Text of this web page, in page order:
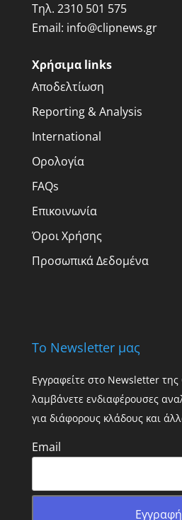
Τηλ. 2310 501 575
Email: info@clipnews.gr
Χρήσιμα links
Αποδελτίωση
Reporting & Analysis
International
Ορολογία
FAQs
Επικοινωνία
Όροι Χρήσης
Προσωπικά Δεδομένα
Το Newsletter μας
Εγγραφείτε στο Newsletter
λαμβάνετε ενδιαφέρουσες
για διάφορους κλάδους και
Email